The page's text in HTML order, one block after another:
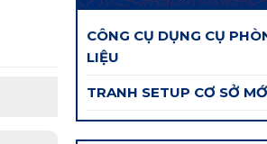
CÔNG CỤ DỤNG CỤ
LIỆU
TRANH SETUP CƠ SỞ